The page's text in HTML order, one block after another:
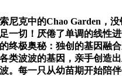
尼克中的Chao Garden，
一切！厌倦了单调的线性
终极奥秘：独创的基因融
类波波的基因，亲手创造
。每一只从幼苗期开始陪